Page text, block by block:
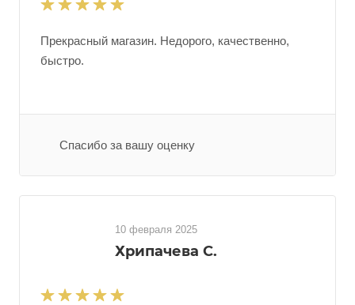
Прекрасный магазин. Недорого, качественно,
быстро.
Спасибо за вашу оценку
10 февраля 2025
Хрипачева С.